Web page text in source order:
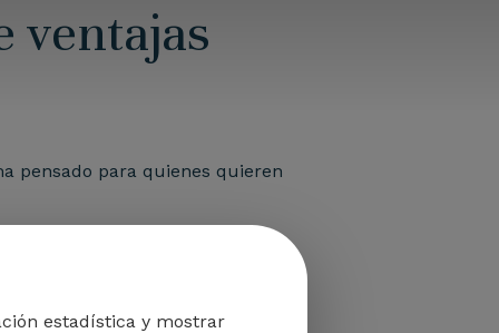
ventajas
pensado para quienes quieren
novedades
de beneficios pensados para
estadística y mostrar